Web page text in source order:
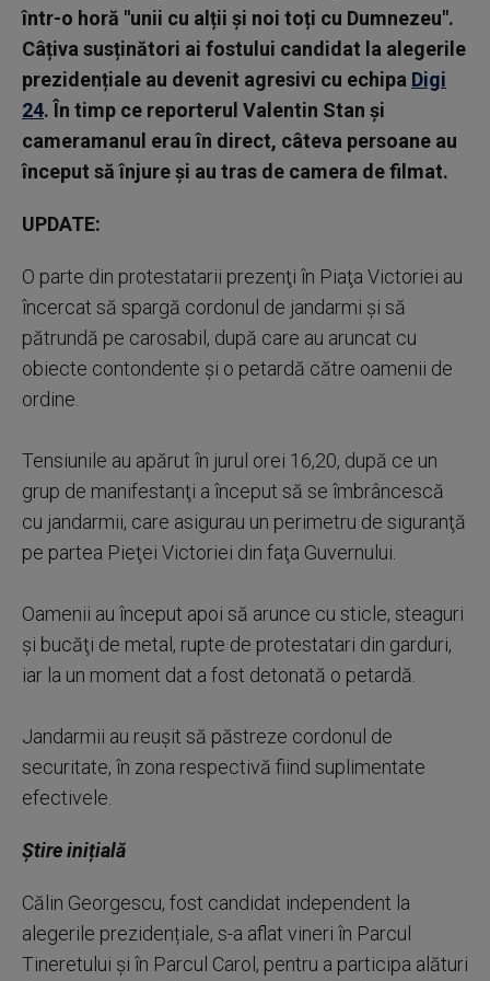
într-o horă "unii cu alții și noi toți cu Dumnezeu".
Câțiva susținători ai fostului candidat la alegerile
prezidențiale au devenit agresivi cu echipa Digi
24. În timp ce reporterul Valentin Stan și
cameramanul erau în direct, câteva persoane au
început să înjure și au tras de camera de filmat.
UPDATE:
O parte din protestatarii prezenţi în Piaţa Victoriei au
încercat să spargă cordonul de jandarmi şi să
pătrundă pe carosabil, după care au aruncat cu
obiecte contondente şi o petardă către oamenii de
ordine.
Tensiunile au apărut în jurul orei 16,20, după ce un
grup de manifestanţi a început să se îmbrâncescă
cu jandarmii, care asigurau un perimetru de siguranţă
pe partea Pieţei Victoriei din faţa Guvernului.
Oamenii au început apoi să arunce cu sticle, steaguri
şi bucăţi de metal, rupte de protestatari din garduri,
iar la un moment dat a fost detonată o petardă.
Jandarmii au reuşit să păstreze cordonul de
securitate, în zona respectivă fiind suplimentate
efectivele.
Știre inițială
Călin Georgescu, fost candidat independent la
alegerile prezidențiale, s-a aflat vineri în Parcul
Tineretului și în Parcul Carol, pentru a participa alături